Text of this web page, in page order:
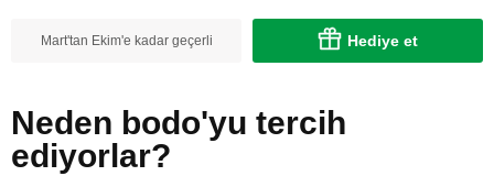
Mart'tan Ekim'e kadar geçerli Hediye et
Neden bodo'yu tercih
ediyorlar?